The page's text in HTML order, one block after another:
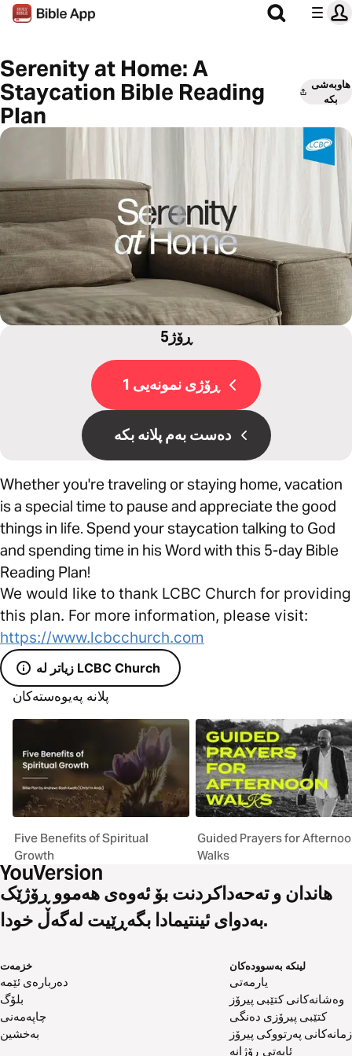
Serenity at Home: A
Staycation Bible Reading
Plan
هاوبەشی
بکە
5ڕۆژ
ڕۆژی نمونەیی 1
دەست بەم پلانە بکە
Whether you're traveling or staying home, vacation
is a special time to pause and appreciate the good
things in life. Spend your staycation talking to God
and spending time in his Word with this 5-day Bible
Reading Plan!
We would like to thank LCBC Church for providing
this plan. For more information, please visit:
https://www.lcbcchurch.com
زیاتر لە LCBC Church
پلانە پەیوەستەکان
Five Benefits of Spiritual
Growth
Guided Prayers for
Walks
هاندان و تەحەداکردنت بۆ ئەوەی هەموو ڕۆژێک
بەدوای ئینتیمادا بگەڕێیت لەگەڵ خودا.
خزمەت
دەربارەی ئێمە
بلۆگ
چاپەمەنی
بەخشین
لینکە بەسوودەکان
یارمەتی
وەشانەکانی کتێبی پیرۆز
کتێبی پیرۆزی دەنگی
زمانەکانی پەرتووکی پیرۆز
ئایەتی ڕۆژانە